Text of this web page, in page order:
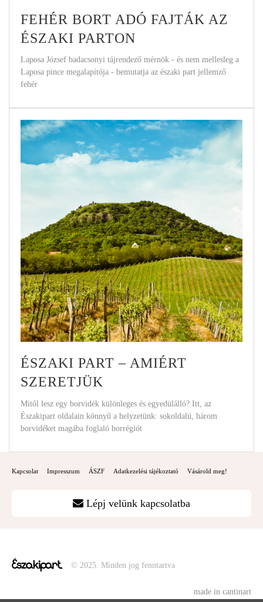
FEHÉR BORT ADÓ FAJTÁK AZ
ÉSZAKI PARTON
Laposa József badacsonyi tájrendező mérnök - és nem mellesleg a
Laposa pince megalapítója - bemutatja az északi part jellemző
fehér
ÉSZAKI PART – AMIÉRT
SZERETJÜK
Mitől lesz egy borvidék különleges és egyedülálló? Itt, az
Északipart oldalain könnyű a helyzetünk: sokoldalú, három
borvidéket magába foglaló borrégiót
Kapcsolat Impresszum ÁSZF Adatkezelési tájékoztató Vásárold meg!
Lépj velünk kapcsolatba
© 2025. Minden jog fenntartva
made in cantinart